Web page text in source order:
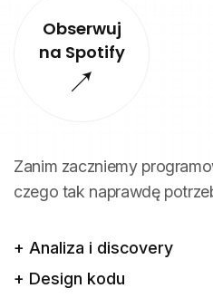
Obserwuj
na Spotify
Zanim zaczniemy
czego tak naprawdę
+ Analiza i discovery
+ Design kodu